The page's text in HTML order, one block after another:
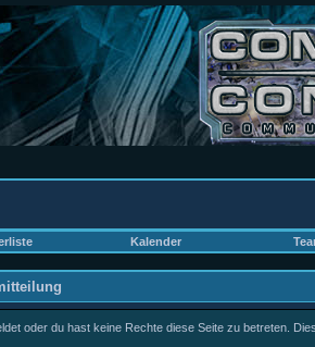
Kalender
oder du hast keine Rechte diese Seite zu betreten.